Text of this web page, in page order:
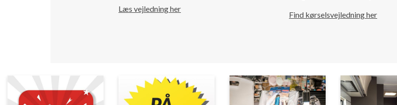
Læs vejledning her
Find kørselsvejledning her